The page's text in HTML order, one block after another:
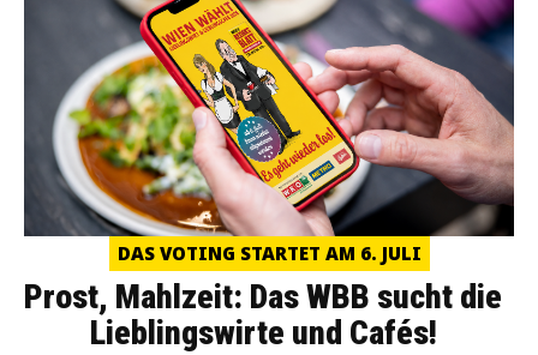
DAS VOTING STARTET AM 6. JULI
Prost, Mahlzeit: Das WBB sucht die
Lieblingswirte und Cafés!